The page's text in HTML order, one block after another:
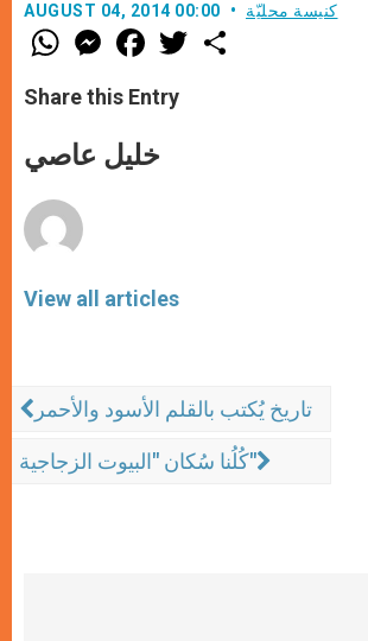
AUGUST 04, 2014 00:00 كنيسة محليّة
W
h
t
s
p
p
M
e
s
e
g
e
F
a
e
b
o
k
w
Share this Entry
خليل عاصي
View all articles
تاريخ يُكتب بالقلم الأسود والأحمر
كُلُنا سُكان "البيوت الزجاجية"